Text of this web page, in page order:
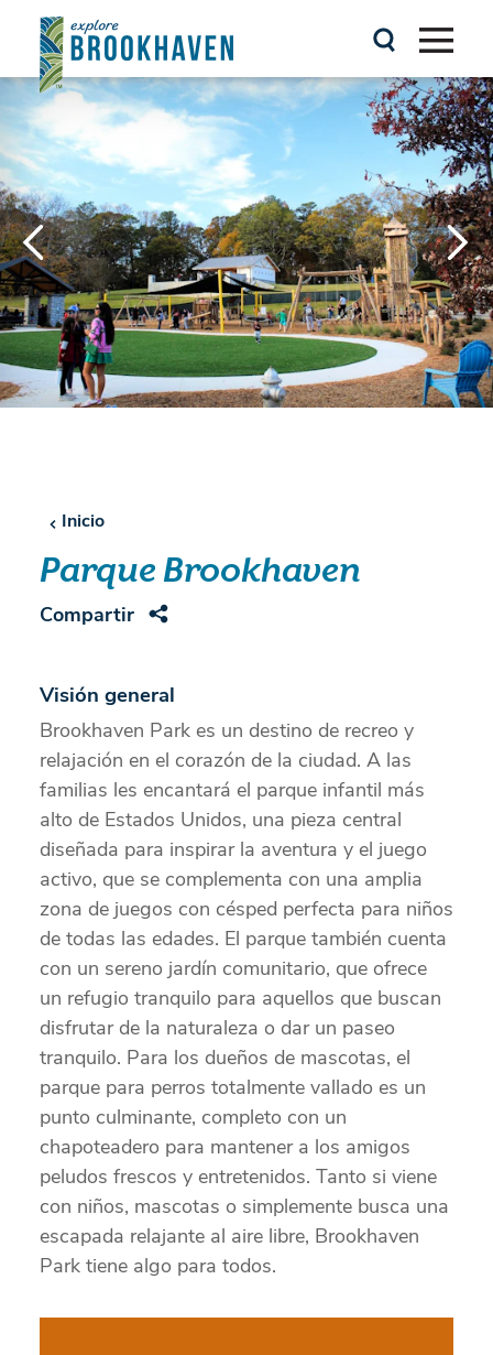
Ir al contenido
Inicio
Parque Brookhaven
Compartir
Visión general
Brookhaven Park es un destino de recreo y
relajación en el corazón de la ciudad. A las
familias les encantará el parque infantil más
alto de Estados Unidos, una pieza central
diseñada para inspirar la aventura y el juego
activo, que se complementa con una amplia
zona de juegos con césped perfecta para niños
de todas las edades. El parque también cuenta
con un sereno jardín comunitario, que ofrece
un refugio tranquilo para aquellos que buscan
disfrutar de la naturaleza o dar un paseo
tranquilo. Para los dueños de mascotas, el
parque para perros totalmente vallado es un
punto culminante, completo con un
chapoteadero para mantener a los amigos
peludos frescos y entretenidos. Tanto si viene
con niños, mascotas o simplemente busca una
escapada relajante al aire libre, Brookhaven
Park tiene algo para todos.